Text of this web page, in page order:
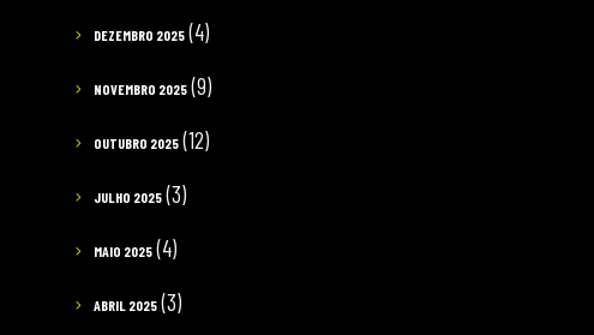
DEZEMBRO 2025 (4)
NOVEMBRO 2025 (9)
OUTUBRO 2025 (12)
JULHO 2025 (3)
MAIO 2025 (4)
ABRIL 2025 (3)